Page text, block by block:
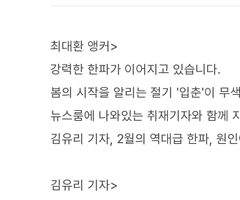
최대환 앵커>
강력한 한파가 이어지고 있습니다.
봄의 시작을 알리는 절기 '입춘'이 무
뉴스룸에 나와있는 취재기자와 함께
김유리 기자, 2월의 역대급 한파, 원
김유리 기자>